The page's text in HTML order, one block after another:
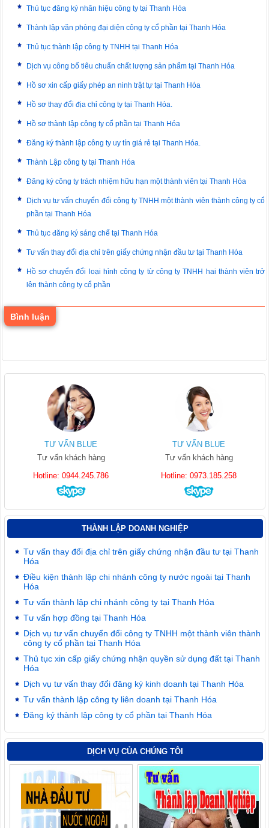
Thủ tục đăng ký nhãn hiệu công ty tại Thanh Hóa
Thành lập văn phòng đại diện công ty cổ phần tại Thanh Hóa
Thủ tục thành lập công ty TNHH tại Thanh Hóa
Dịch vụ công bố tiêu chuẩn chất lượng sản phẩm tại Thanh Hóa
Hồ sơ xin cấp giấy phép an ninh trật tự tại Thanh Hóa
Hồ sơ thay đổi địa chỉ công ty tại Thanh Hóa.
Hồ sơ thành lập công ty cổ phần tại Thanh Hóa
Đăng ký thành lập công ty uy tín giá rẻ tại Thanh Hóa.
Thành Lập công ty tại Thanh Hóa
Đăng ký công ty trách nhiệm hữu hạn một thành viên tại Thanh Hóa
Dịch vụ tư vấn chuyển đổi công ty TNHH một thành viên thành công ty cổ
phần tại Thanh Hóa
Thủ tục đăng ký sáng chế tại Thanh Hóa
Tư vấn thay đổi địa chỉ trên giấy chứng nhận đầu tư tại Thanh Hóa
Hồ sơ chuyển đổi loại hình công ty từ công ty TNHH hai thành viên trở
lên thành công ty cổ phần
Bình luận
TƯ VẤN BLUE
Tư vấn khách hàng
Hotline: 0944.245.786
TƯ VẤN BLUE
Tư vấn khách hàng
Hotline: 0973.185.258
THÀNH LẬP DOANH NGHIỆP
Tư vấn thay đổi địa chỉ trên giấy chứng nhận đầu tư tại Thanh
Hóa
Điều kiện thành lập chi nhánh công ty nước ngoài tại Thanh
Hóa
Tư vấn thành lập chi nhánh công ty tại Thanh Hóa
Tư vấn hợp đồng tại Thanh Hóa
Dịch vụ tư vấn chuyển đổi công ty TNHH một thành viên thành
công ty cổ phần tại Thanh Hóa
Thủ tục xin cấp giấy chứng nhận quyền sử dụng đất tại Thanh
Hóa
Dịch vụ tư vấn thay đổi đăng ký kinh doanh tại Thanh Hóa
Tư vấn thành lập công ty liên doanh tại Thanh Hóa
Đăng ký thành lập công ty cổ phần tại Thanh Hóa
DỊCH VỤ CỦA CHÚNG TÔI